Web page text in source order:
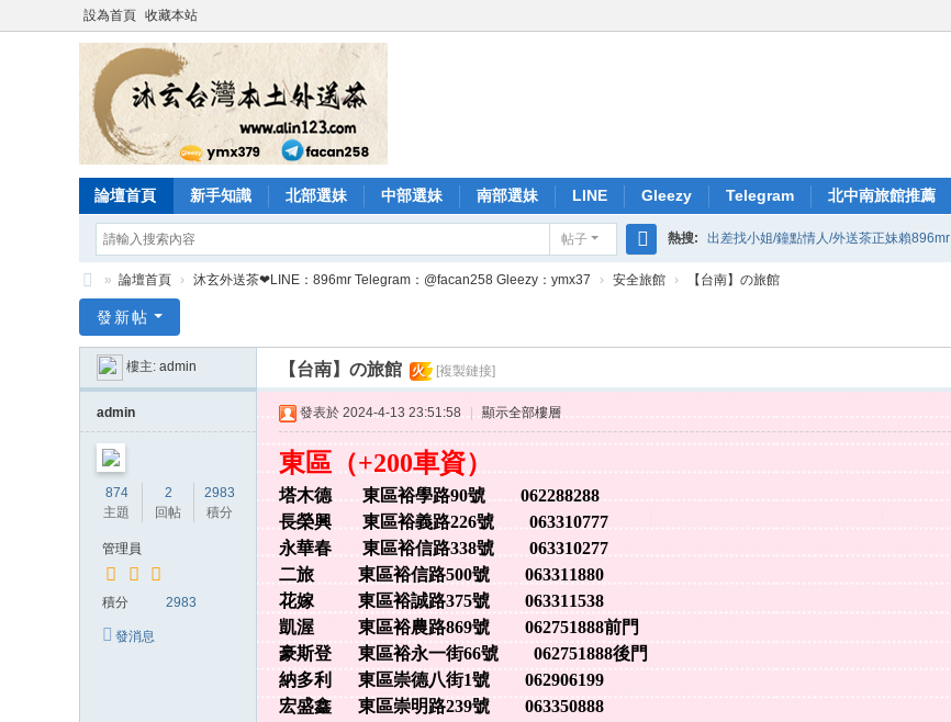
設為首頁 收藏本站
論壇首頁 新手知識 北部選妹 中部選妹 南部選妹 LINE Gleezy Telegram 北中南旅館推薦
帖子
搜
熱搜: 出差找小姐/鐘點情人/外送茶正妹賴896mr
玄
» 論壇首頁 › 沐玄外送茶❤LINE：896mr Telegram：@facan258 Gleezy：ymx37 › 安全旅館 › 【台南】の旅館
發新帖
樓主: admin 【台南】の旅館 火 [複製鏈接]
admin
874
主題
2
回帖
2983
積分
管理員
積分 2983
發消息
發表於 2024-4-13 23:51:58 顯示全部樓層
東區（+200車資）
塔木德 東區裕學路90號 062288288
長榮興 東區裕義路226號 063310777
永華春 東區裕信路338號 063310277
二旅 東區裕信路500號 063311880
花嫁 東區裕誠路375號 063311538
凱渥 東區裕農路869號 062751888前門
豪斯登 東區裕永一街66號 062751888後門
納多利 東區崇德八街1號 062906199
宏盛鑫 東區崇明路239號 063350888